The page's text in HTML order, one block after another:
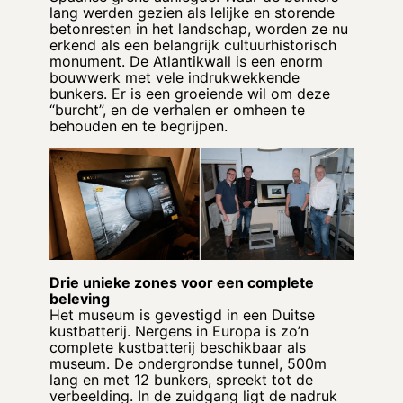
lang werden gezien als lelijke en storende
betonresten in het landschap, worden ze nu
erkend als een belangrijk cultuurhistorisch
monument. De Atlantikwall is een enorm
bouwwerk met vele indrukwekkende
bunkers. Er is een groeiende wil om deze
“burcht”, en de verhalen er omheen te
behouden en te begrijpen.
Drie unieke zones voor een complete
beleving
Het museum is gevestigd in een Duitse
kustbatterij. Nergens in Europa is zo’n
complete kustbatterij beschikbaar als
museum. De ondergrondse tunnel, 500m
lang en met 12 bunkers, spreekt tot de
verbeelding. In de zuidgang ligt de nadruk